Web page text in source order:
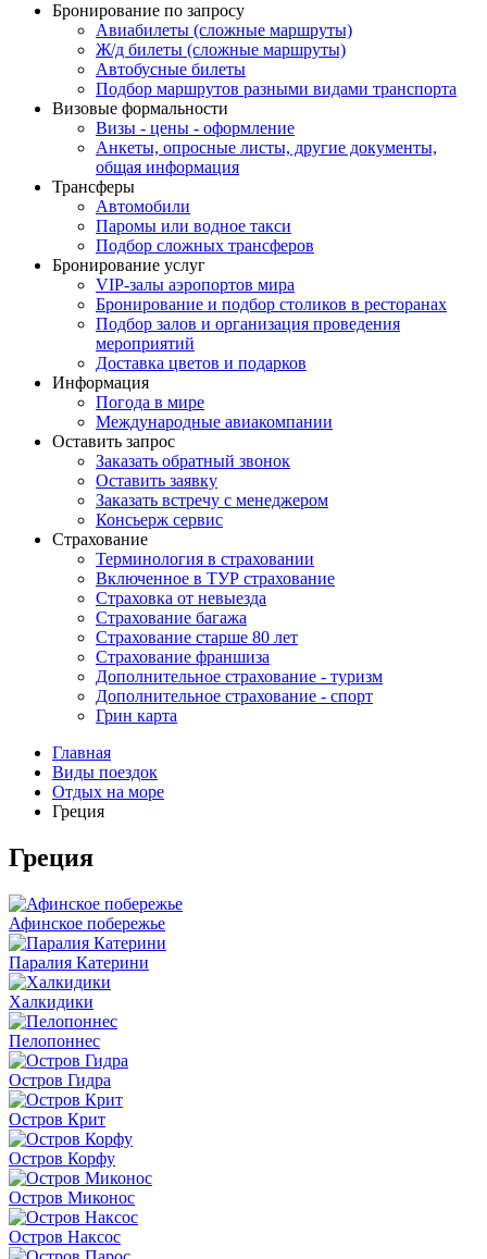
Бронирование по запросу
Авиабилеты (сложные маршруты)
Ж/д билеты (сложные маршруты)
Автобусные билеты
Подбор маршрутов разными видами транспорта
Визовые формальности
Визы - цены - оформление
Анкеты, опросные листы, другие документы,
общая информация
Трансферы
Автомобили
Паромы или водное такси
Подбор сложных трансферов
Бронирование услуг
VIP-залы аэропортов мира
Бронирование и подбор столиков в ресторанах
Подбор залов и организация проведения
мероприятий
Доставка цветов и подарков
Информация
Погода в мире
Международные авиакомпании
Оставить запрос
Заказать обратный звонок
Оставить заявку
Заказать встречу с менеджером
Консьерж сервис
Страхование
Терминология в страховании
Включенное в ТУР страхование
Страховка от невыезда
Страхование багажа
Страхование старше 80 лет
Страхование франшиза
Дополнительное страхование - туризм
Дополнительное страхование - спорт
Грин карта
Главная
Виды поездок
Отдых на море
Греция
Греция
Афинское побережье
Паралия Катерини
Халкидики
Пелопоннес
Остров Гидра
Остров Крит
Остров Корфу
Остров Миконос
Остров Наксос